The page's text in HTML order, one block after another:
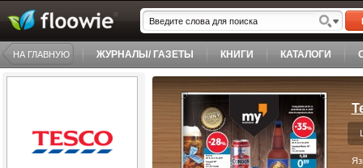
НА ГЛАВНУЮ ЖУРНАЛЫ/ ГАЗЕТЫ КНИГИ КАТАЛОГИ